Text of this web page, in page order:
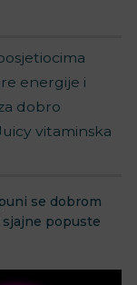
energije i
dobro
vitaminska
se dobrom
popuste